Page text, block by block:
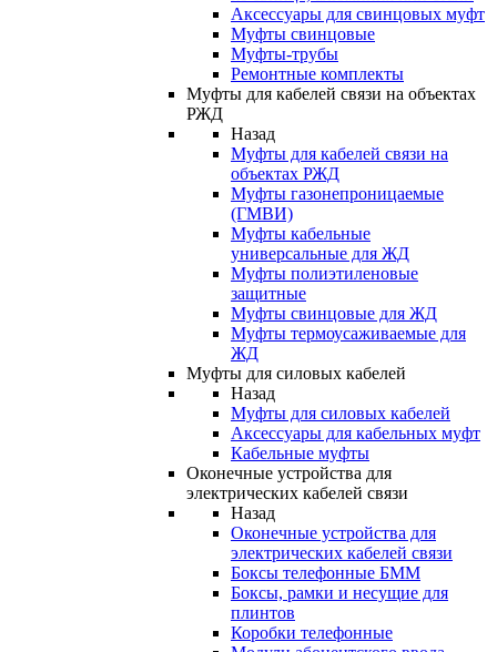
Аксессуары для свинцовых муфт
Муфты свинцовые
Муфты-трубы
Ремонтные комплекты
Муфты для кабелей связи на объектах
РЖД
Назад
Муфты для кабелей связи на
объектах РЖД
Муфты газонепроницаемые
(ГМВИ)
Муфты кабельные
универсальные для ЖД
Муфты полиэтиленовые
защитные
Муфты свинцовые для ЖД
Муфты термоусаживаемые для
ЖД
Муфты для силовых кабелей
Назад
Муфты для силовых кабелей
Аксессуары для кабельных муфт
Кабельные муфты
Оконечные устройства для
электрических кабелей связи
Назад
Оконечные устройства для
электрических кабелей связи
Боксы телефонные БММ
Боксы, рамки и несущие для
плинтов
Коробки телефонные